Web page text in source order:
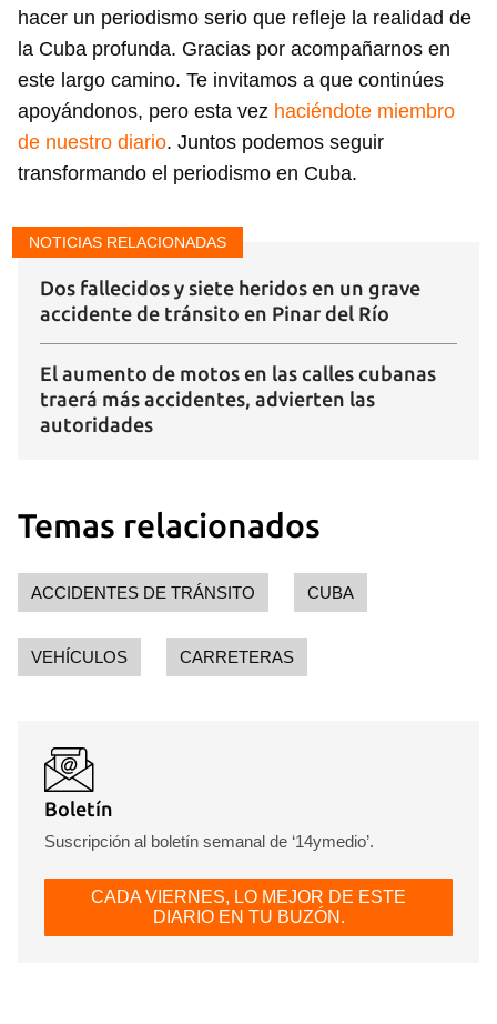
hacer un periodismo serio que refleje la realidad de
la Cuba profunda. Gracias por acompañarnos en
este largo camino. Te invitamos a que continúes
apoyándonos, pero esta vez haciéndote miembro
de nuestro diario. Juntos podemos seguir
transformando el periodismo en Cuba.
NOTICIAS RELACIONADAS
Dos fallecidos y siete heridos en un grave
accidente de tránsito en Pinar del Río
El aumento de motos en las calles cubanas
traerá más accidentes, advierten las
autoridades
Temas relacionados
ACCIDENTES DE TRÁNSITO CUBA
VEHÍCULOS CARRETERAS
Boletín
Suscripción al boletín semanal de ‘14ymedio’.
CADA VIERNES, LO MEJOR DE ESTE
DIARIO EN TU BUZÓN.